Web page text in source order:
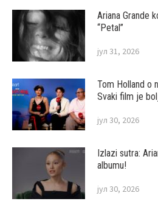
Ariana Grande
“Petal”
јул 31, 2026
Tom Holland o
Svaki film je
јул 30, 2026
Izlazi sutra:
albumu!
јул 30, 2026